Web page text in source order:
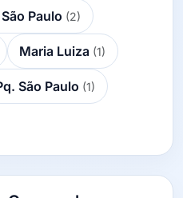
Paulo (2)
Maria Luiza (1)
São Paulo (1)